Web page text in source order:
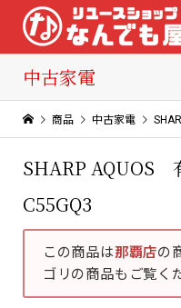
中古家電
商品 中古家電
SHARP AQUOS
C55GQ3
この商品は那覇店の
ゴリの商品もご覧く